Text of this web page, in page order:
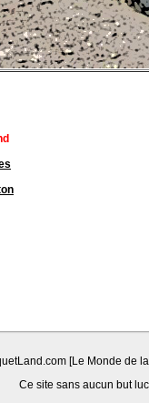
[Le Monde de
Ce site sans aucun but